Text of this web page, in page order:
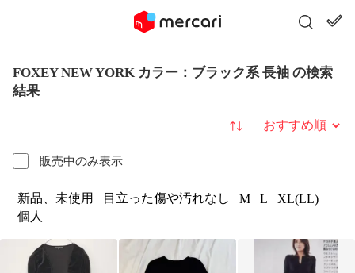
FOXEY NEW YORK カラー：ブラック系 長袖 の検索
結果
販売中のみ表示
並び替え
新品、未使用 目立った傷や汚れなし M L
XL(LL)
個人